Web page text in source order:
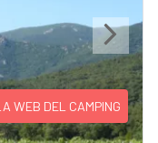
Next
WEB DEL CAMPING